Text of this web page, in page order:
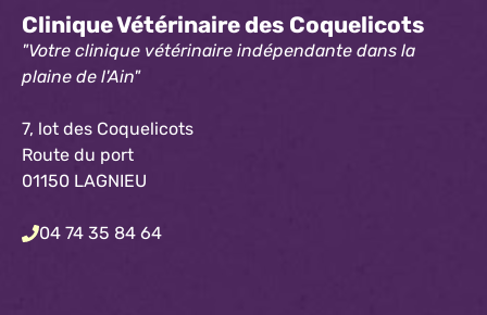
Clinique Vétérinaire des Coquelicots
"Votre clinique vétérinaire indépendante dans la
plaine de l'Ain"
7, lot des Coquelicots
Route du port
01150 LAGNIEU
04 74 35 84 64